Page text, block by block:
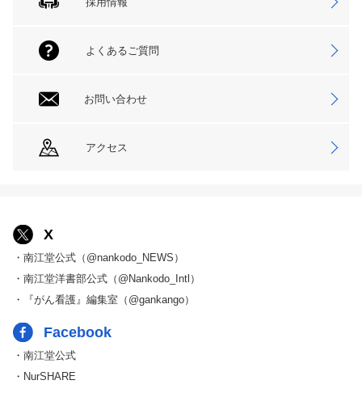
よくあるご質問
お問い合わせ
アクセス
X
・南江堂公式（@nankodo_NEWS）
・南江堂洋書部公式（@Nankodo_Intl）
・『がん看護』編集室（@gankango）
Facebook
・南江堂公式
・NurSHARE